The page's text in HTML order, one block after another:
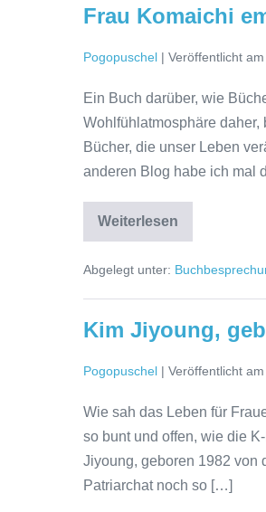
“Anohana”
“The
Anthem
the
Heart”
|
Mari
Okada
Frau Komaichi
Pogopuschel | Veröffentlicht am
Ein Buch darüber, wie
Wohlfühlatmosphäre
Bücher, die unser Leben
anderen Blog habe ich mal
Weiterlesen
ein
Buch
Abgelegt unter:
Kim Jiyoung,
Pogopuschel | Veröffentlicht am
Wie sah das Leben für
so bunt und offen, wie die
Jiyoung, geboren 1982 von
Patriarchat noch so […]